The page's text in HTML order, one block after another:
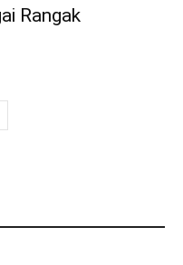
Rangak